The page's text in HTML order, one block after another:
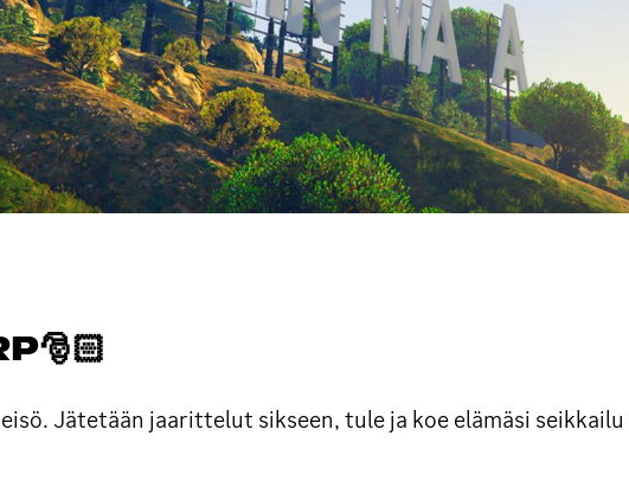
Jätetään jaarittelut sikseen, tule ja koe elämäsi